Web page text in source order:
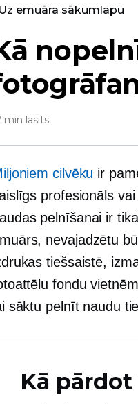
Uz emuāra sākumlapu
min lasīts
cilvēku ir
profesionāls
pelnīšanai ir
nevajadzētu
tiešsaistē,
fondu
sāktu pelnīt naudu
Kā